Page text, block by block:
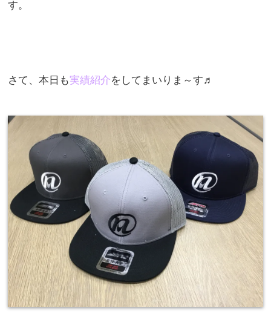
す。
さて、本日も実績紹介をしてまいりま～す♬